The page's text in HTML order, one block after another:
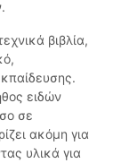
βιβλία,
ειδών
σε
ακόμη για
υλικά για